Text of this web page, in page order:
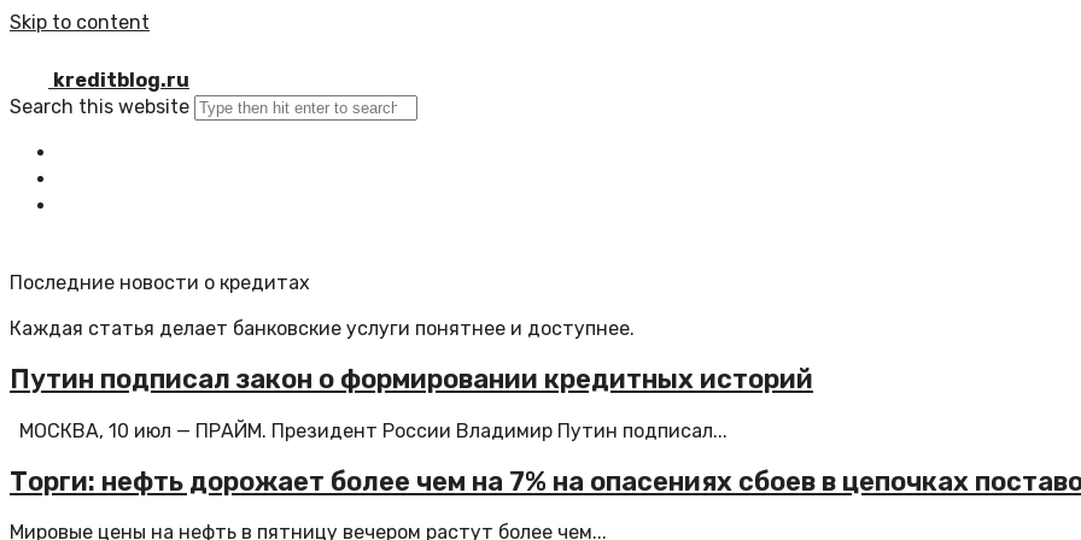
Skip to content
kreditblog.ru
Search this website
Последние новости о кредитах
Каждая статья делает банковские услуги понятнее и доступнее.
Путин подписал закон о формировании кредитных историй
МОСКВА, 10 июл — ПРАЙМ. Президент России Владимир Путин подписал...
Торги: нефть дорожает более чем на 7% на опасениях сбоев в цепочках
Мировые цены на нефть в пятницу вечером растут более чем...